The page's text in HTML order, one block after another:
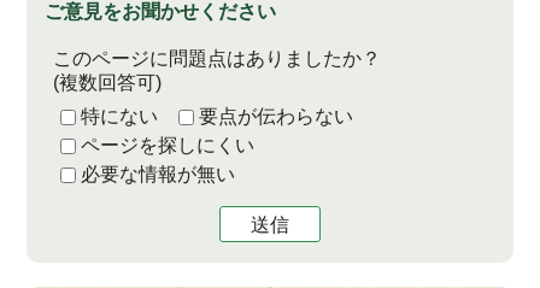
ご意見をお聞かせください
このページに問題点はありましたか？
(複数回答可)
特にない
要点が伝わらない
ページを探しにくい
必要な情報が無い
送信